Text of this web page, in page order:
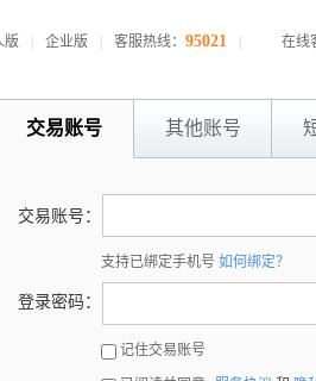
版 企业版 客服热线： 95021 在线
交易账号 其他账号
交易账号：
支持已绑定手机号 如何绑定？
登录密码：
记住交易账号